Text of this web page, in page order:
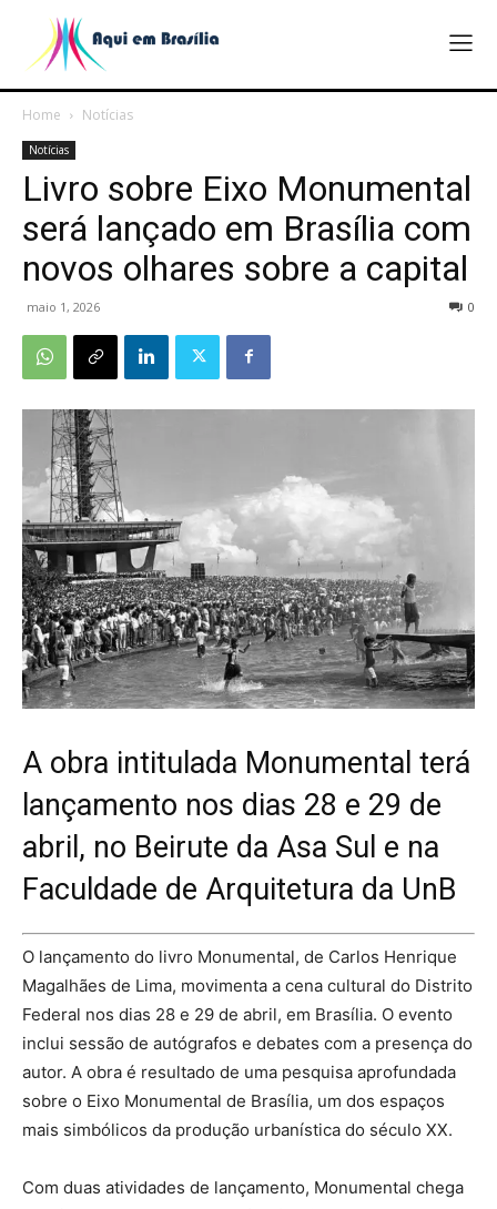
Home Notícias
Notícias
Livro sobre Eixo Monumental
será lançado em Brasília com
novos olhares sobre a capital
maio 1, 2026 0
A obra intitulada Monumental terá
lançamento nos dias 28 e 29 de
abril, no Beirute da Asa Sul e na
Faculdade de Arquitetura da UnB
O lançamento do livro Monumental, de Carlos Henrique
Magalhães de Lima, movimenta a cena cultural do Distrito
Federal nos dias 28 e 29 de abril, em Brasília. O evento
inclui sessão de autógrafos e debates com a presença do
autor. A obra é resultado de uma pesquisa aprofundada
sobre o Eixo Monumental de Brasília, um dos espaços
mais simbólicos da produção urbanística do século XX.
Com duas atividades de lançamento, Monumental chega